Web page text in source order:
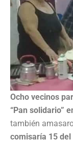
Ocho vecinos
“Pan solidario”
también
comisaría 15 del